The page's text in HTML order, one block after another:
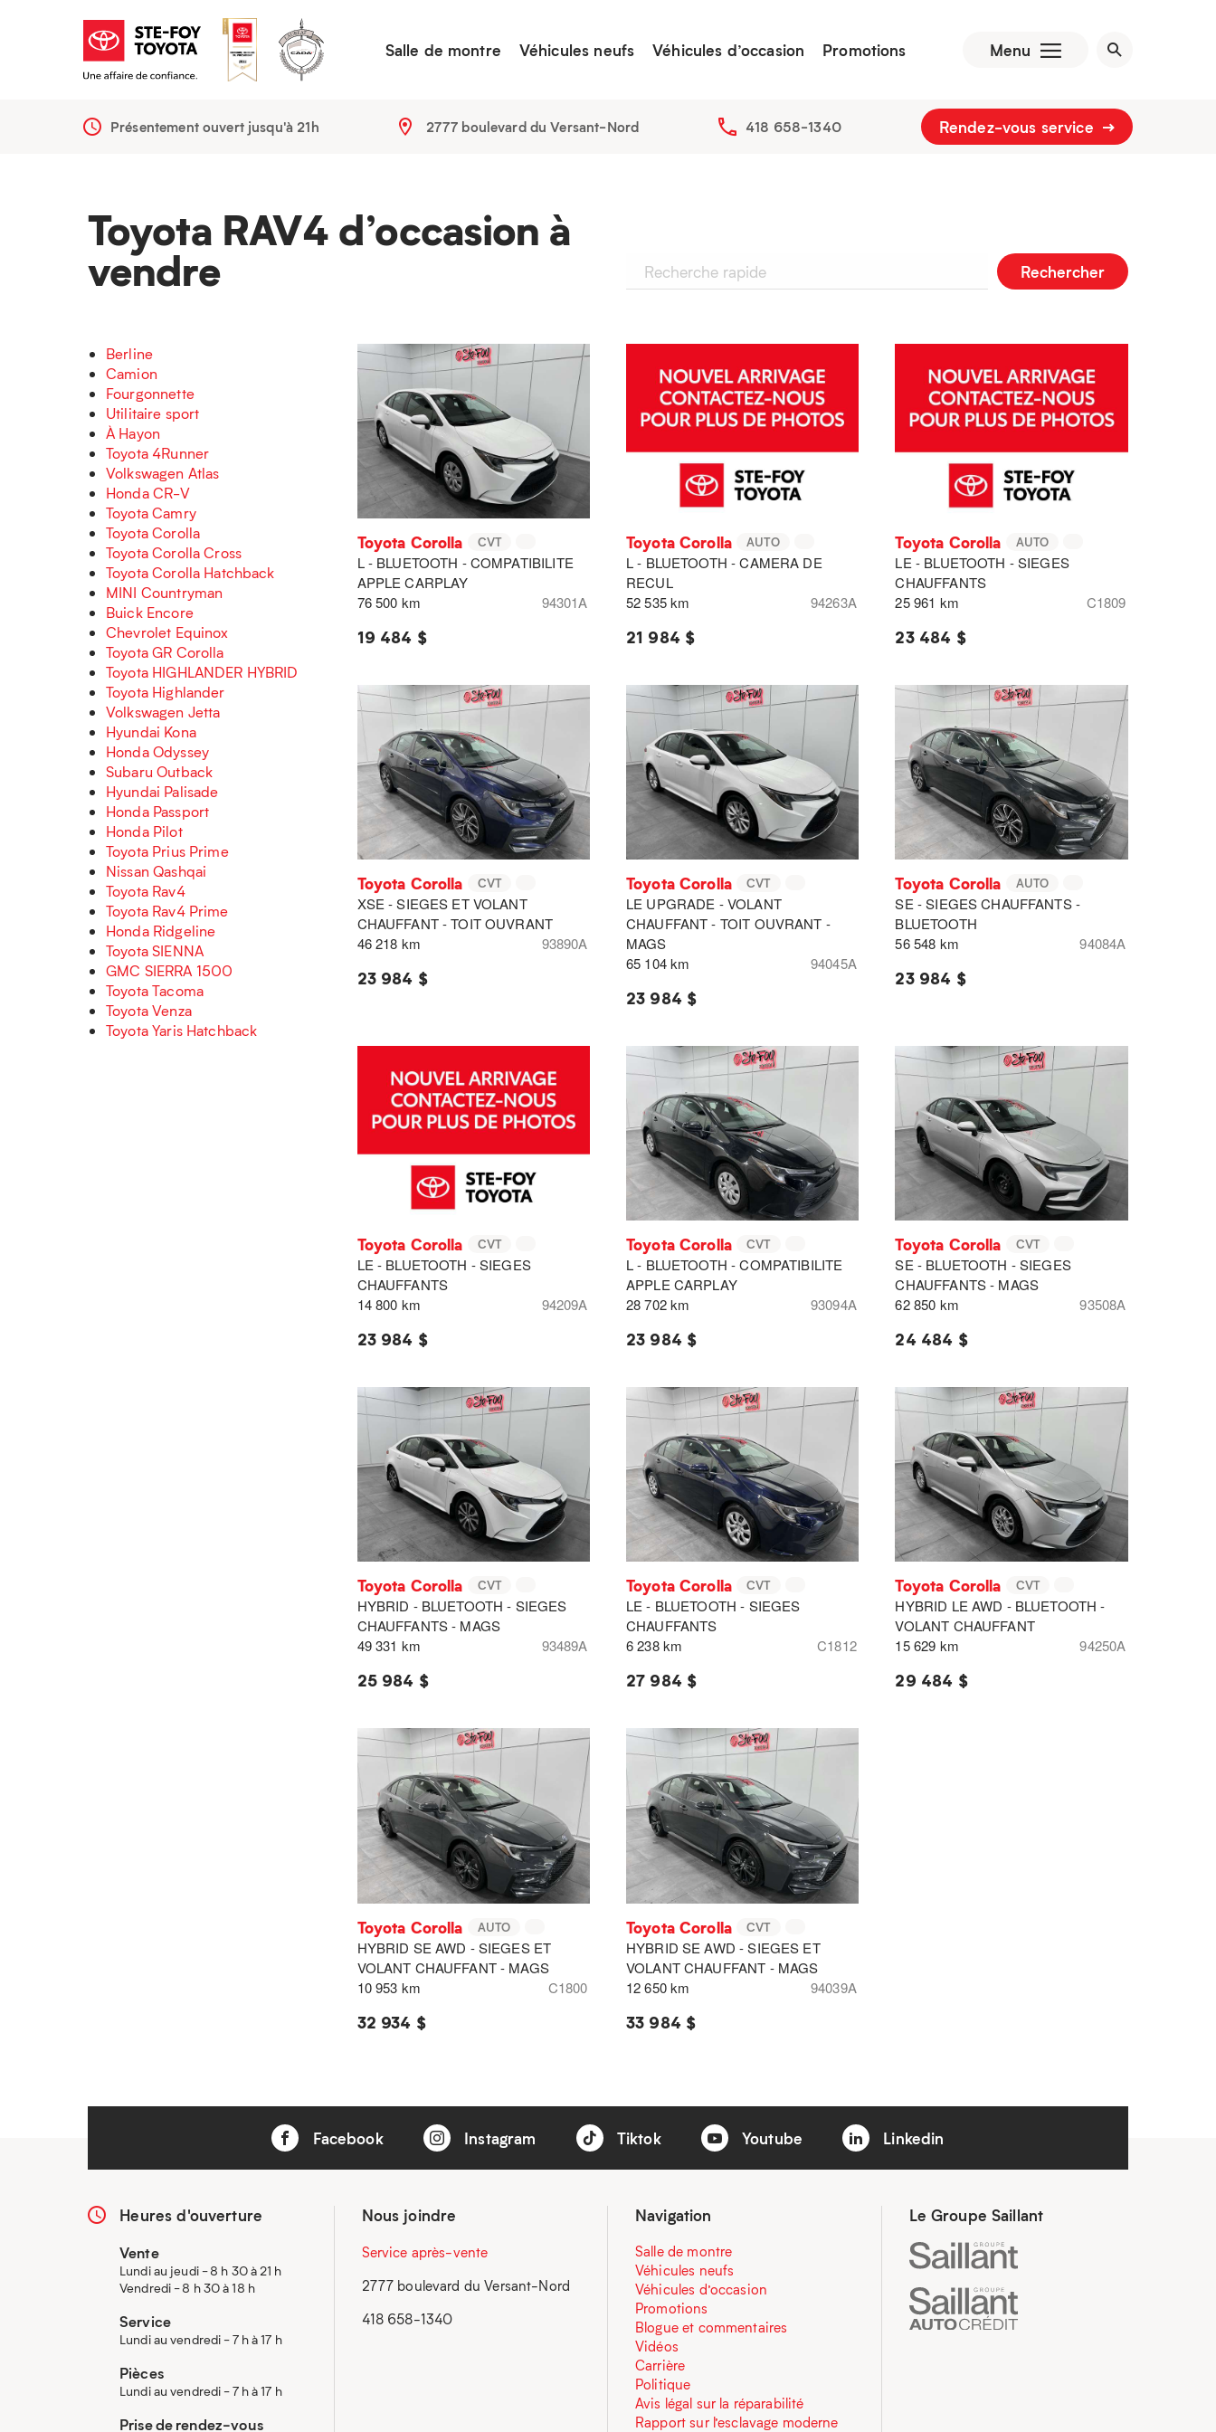
Salle de montre Véhicules neufs Véhicules d’occasion Promotions Menu
Présentement ouvert jusqu'à 21h 2777 boulevard du Versant-Nord 418 658-1340 Rendez-vous service
Toyota RAV4 d’occasion à
vendre Rechercher
Berline
Camion
Fourgonnette
Utilitaire sport
À Hayon
Toyota 4Runner
Volkswagen Atlas
Honda CR-V
Toyota Camry
Toyota Corolla
Toyota Corolla Cross
Toyota Corolla Hatchback
MINI Countryman
Buick Encore
Chevrolet Equinox
Toyota GR Corolla
Toyota HIGHLANDER HYBRID
Toyota Highlander
Volkswagen Jetta
Hyundai Kona
Honda Odyssey
Subaru Outback
Hyundai Palisade
Honda Passport
Honda Pilot
Toyota Prius Prime
Nissan Qashqai
Toyota Rav4
Toyota Rav4 Prime
Honda Ridgeline
Toyota SIENNA
GMC SIERRA 1500
Toyota Tacoma
Toyota Venza
Toyota Yaris Hatchback
Toyota Corolla CVT
L - BLUETOOTH - COMPATIBILITE
APPLE CARPLAY
76 500 km
94301A
19 484 $
Toyota Corolla AUTO
L - BLUETOOTH - CAMERA DE
RECUL
52 535 km
94263A
21 984 $
Toyota Corolla AUTO
LE - BLUETOOTH - SIEGES
CHAUFFANTS
25 961 km
C1809
23 484 $
Toyota Corolla CVT
XSE - SIEGES ET VOLANT
CHAUFFANT - TOIT OUVRANT
46 218 km
93890A
23 984 $
Toyota Corolla CVT
LE UPGRADE - VOLANT
CHAUFFANT - TOIT OUVRANT -
MAGS
65 104 km
94045A
23 984 $
Toyota Corolla AUTO
SE - SIEGES CHAUFFANTS -
BLUETOOTH
56 548 km
94084A
23 984 $
Toyota Corolla CVT
LE - BLUETOOTH - SIEGES
CHAUFFANTS
14 800 km
94209A
23 984 $
Toyota Corolla CVT
L - BLUETOOTH - COMPATIBILITE
APPLE CARPLAY
28 702 km
93094A
23 984 $
Toyota Corolla CVT
SE - BLUETOOTH - SIEGES
CHAUFFANTS - MAGS
62 850 km
93508A
24 484 $
Toyota Corolla CVT
HYBRID - BLUETOOTH - SIEGES
CHAUFFANTS - MAGS
49 331 km
93489A
25 984 $
Toyota Corolla CVT
LE - BLUETOOTH - SIEGES
CHAUFFANTS
6 238 km
C1812
27 984 $
Toyota Corolla CVT
HYBRID LE AWD - BLUETOOTH -
VOLANT CHAUFFANT
15 629 km
94250A
29 484 $
Toyota Corolla AUTO
HYBRID SE AWD - SIEGES ET
VOLANT CHAUFFANT - MAGS
10 953 km
C1800
32 934 $
Toyota Corolla CVT
HYBRID SE AWD - SIEGES ET
VOLANT CHAUFFANT - MAGS
12 650 km
94039A
33 984 $
Facebook Instagram Tiktok Youtube Linkedin
Heures d'ouverture
Vente
Lundi au jeudi - 8 h 30 à 21 h
Vendredi - 8 h 30 à 18 h
Service
Lundi au vendredi - 7 h à 17 h
Pièces
Lundi au vendredi - 7 h à 17 h
Prise de rendez-vous
Nous joindre
Service après-vente
2777 boulevard du Versant-Nord
418 658-1340
Navigation
Salle de montre
Véhicules neufs
Véhicules d’occasion
Promotions
Blogue et commentaires
Vidéos
Carrière
Politique
Avis légal sur la réparabilité
Rapport sur l’esclavage moderne
Le Groupe Saillant